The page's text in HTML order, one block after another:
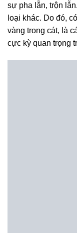
sự pha lẫn, trộn
loại khác. Do đó,
vàng trong cát, là
cực kỳ quan trọng